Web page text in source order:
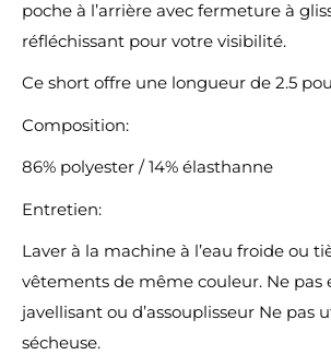
poche à l’arrière avec fermeture à
réfléchissant pour votre visibilité.
Ce short offre une longueur de 2.5
Composition:
86% polyester / 14% élasthanne
Entretien:
Laver à la machine à l’eau froide ou
vêtements de même couleur. Ne pas
javellisant ou d’assouplisseur Ne pas
sécheuse.